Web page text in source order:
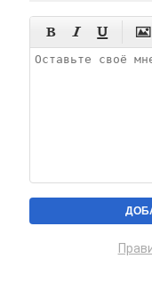
   